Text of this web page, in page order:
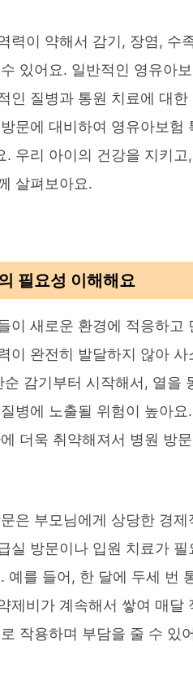
력이 약해서 감기, 장염, 수
있어요. 일반적인 영유아
인 질병과 통원 치료에 대
문에 대비하여 영유아보
. 우리 아이의 건강을 지키
살펴보아요.
필요성 이해해요
이 새로운 환경에 적응하
이 완전히 발달하지 않아
감기부터 시작해서, 열을
병에 노출될 위험이 높아
더욱 취약해져서 병원 방
은 부모님에게 상당한 경
실 방문이나 입원 치료가
예를 들어, 한 달에 두세 번
제비가 계속해서 쌓여 매
작용하며 부담을 줄 수 있